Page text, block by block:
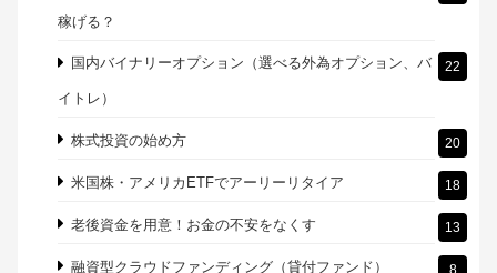
稼げる？
国内バイナリーオプション（選べる外為オプション、バ
イトレ）
22
株式投資の始め方 20
米国株・アメリカETFでアーリーリタイア 18
老後資金を用意！お金の不安をなくす 13
融資型クラウドファンディング（貸付ファンド）